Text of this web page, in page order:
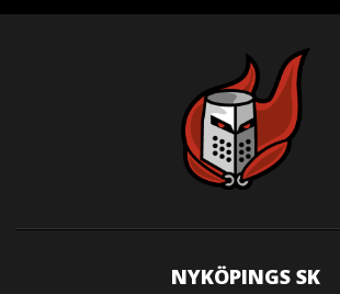
NYKÖPINGS SK